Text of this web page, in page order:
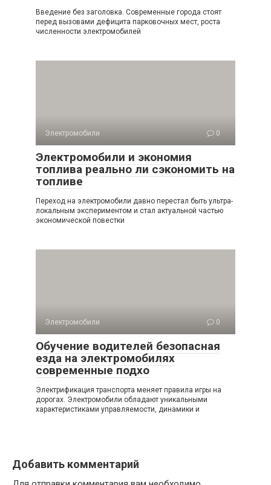
Введение без заголовка. Современные города стоят
перед вызовами дефицита парковочных мест, роста
численности электромобилей
Электромобили 0
Электромобили и экономия
топлива реально ли сэкономить на
топливе
Переход на электромобили давно перестал быть ультра-
локальным экспериментом и стал актуальной частью
экономической повестки
Электромобили 0
Обучение водителей безопасная
езда на электромобилях
современные подхо
Электрификация транспорта меняет правила игры на
дорогах. Электромобили обладают уникальными
характеристиками управляемости, динамики и
Добавить комментарий